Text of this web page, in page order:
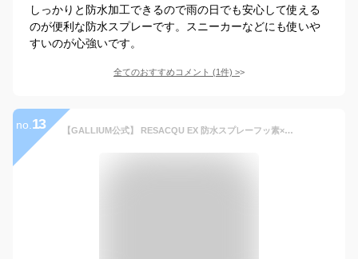
しっかりと防水加工できるので雨の日でも安心して使える
のが便利な防水スプレーです。スニーカーなどにも使いや
すいのが心強いです。
全てのおすすめコメント (1件) >
no. 13 【GALLIUM公式】 RESACQU EX 防水スプレーフッ素×シリコーンのハイブリッド防水スプレー「レジャック」 撥水 スノボ スノーボード ウェア 靴 くつ スニーカー カッパ 衣類 傘 レインコート 服 帽子 ゴアテックス 革 バッグ 鞄 カバン アウトドア レジャー バイク 雨具